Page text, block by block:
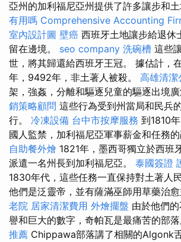
亞州的加利福尼亞州提供了許多讓步和土
有用嗎 Comprehensive Accounting
室內設計圖 壁癌 西班牙土地讓步給退休
留在邊境。 seo company 洗碗槽 這些
世，將其歸還給西班牙王冠。 據估計，
年，9492年，非土著人被殺。 高雄清潔
架，強姦，分離和驅逐兒童的驅逐出境廣
銷策略顧問 這些行為受到州當局和民兵
行。 冷凍設備 台中市按摩服務 到1810
國人監禁，加利福尼亞軍事薪金和任務的
自助餐外燴 1821年，墨西哥獨立於西班
派遣一名州長到加利福尼亞。 泰國簽證
1830年代，這些任務一直保持對土著人
他們是泛靈帝，並有薩滿巫師用草藥治愈
老院 居家清潔費用 外燴擺盤 由於他們
譽和巨大的數字，奇帕瓦是最痛苦的部落
推薦 Chippawa部落講了相關的Algonk